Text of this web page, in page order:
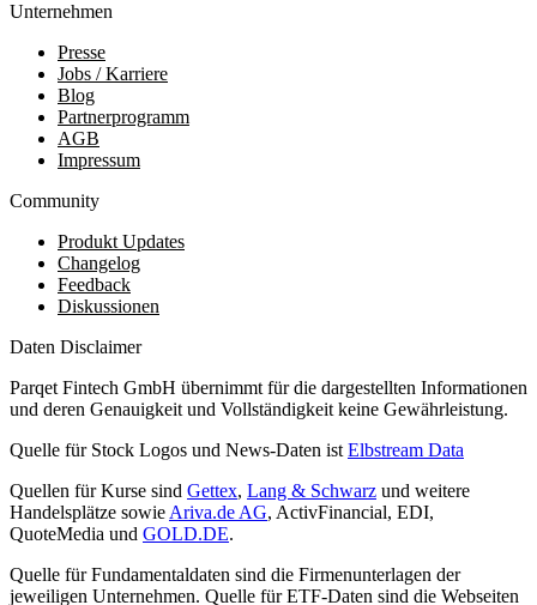
Unternehmen
Presse
Jobs / Karriere
Blog
Partnerprogramm
AGB
Impressum
Community
Produkt Updates
Changelog
Feedback
Diskussionen
Daten Disclaimer
Parqet Fintech GmbH übernimmt für die dargestellten Informationen
und deren Genauigkeit und Vollständigkeit keine Gewährleistung.
Quelle für Stock Logos und News-Daten ist Elbstream Data
Quellen für Kurse sind Gettex, Lang & Schwarz und weitere
Handelsplätze sowie Ariva.de AG, ActivFinancial, EDI,
QuoteMedia und GOLD.DE.
Quelle für Fundamentaldaten sind die Firmenunterlagen der
jeweiligen Unternehmen. Quelle für ETF-Daten sind die Webseiten